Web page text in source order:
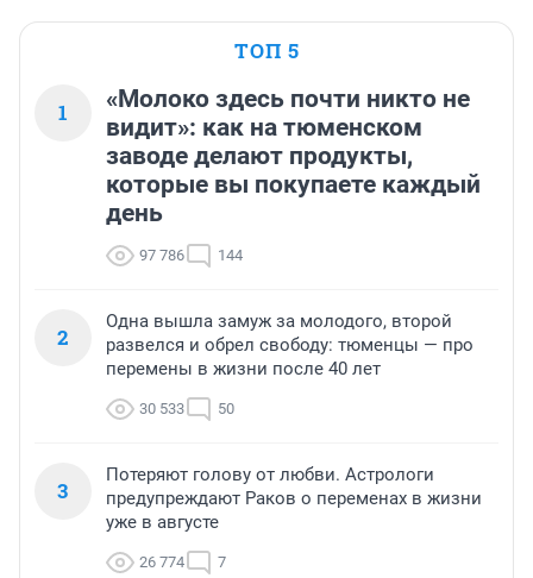
ТОП 5
1
«Молоко здесь почти никто не
видит»: как на тюменском
заводе делают продукты,
которые вы покупаете каждый
день
97 786 144
2
Одна вышла замуж за молодого, второй
развелся и обрел свободу: тюменцы — про
перемены в жизни после 40 лет
30 533 50
3
Потеряют голову от любви. Астрологи
предупреждают Раков о переменах в жизни
уже в августе
26 774 7